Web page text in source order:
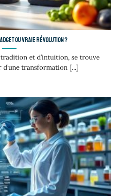
ou vraie révolution ?
et d’intuition, se trouve
transformation [...]